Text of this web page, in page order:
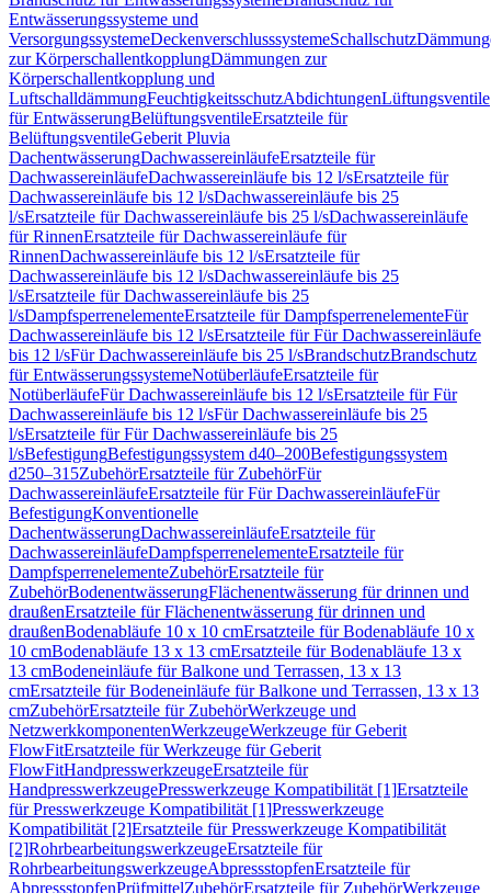
Entwässerungssysteme und
VersorgungssystemeDeckenverschlusssystemeSchallschutz
zur KörperschallentkopplungDämmungen zur
Körperschallentkopplung und
LuftschalldämmungFeuchtigkeitsschutzAbdichtungenLüftungsventile
für EntwässerungBelüftungsventileErsatzteile für
BelüftungsventileGeberit Pluvia
DachentwässerungDachwassereinläufeErsatzteile für
DachwassereinläufeDachwassereinläufe bis 12 l/sErsatzteile für
Dachwassereinläufe bis 12 l/sDachwassereinläufe bis 25
l/sErsatzteile für Dachwassereinläufe bis 25 l/sDachwassereinläufe
für RinnenErsatzteile für Dachwassereinläufe für
RinnenDachwassereinläufe bis 12 l/sErsatzteile für
Dachwassereinläufe bis 12 l/sDachwassereinläufe bis 25
l/sErsatzteile für Dachwassereinläufe bis 25
l/sDampfsperrenelementeErsatzteile für DampfsperrenelementeFür
Dachwassereinläufe bis 12 l/sErsatzteile für Für Dachwassereinläufe
bis 12 l/sFür Dachwassereinläufe bis 25 l/sBrandschutzBrandschutz
für EntwässerungssystemeNotüberläufeErsatzteile für
NotüberläufeFür Dachwassereinläufe bis 12 l/sErsatzteile für Für
Dachwassereinläufe bis 12 l/sFür Dachwassereinläufe bis 25
l/sErsatzteile für Für Dachwassereinläufe bis 25
l/sBefestigungBefestigungssystem d40–200Befestigungssystem
d250–315ZubehörErsatzteile für ZubehörFür
DachwassereinläufeErsatzteile für Für DachwassereinläufeFür
BefestigungKonventionelle
DachentwässerungDachwassereinläufeErsatzteile für
DachwassereinläufeDampfsperrenelementeErsatzteile für
DampfsperrenelementeZubehörErsatzteile für
ZubehörBodenentwässerungFlächenentwässerung für drinnen und
draußenErsatzteile für Flächenentwässerung für drinnen und
draußenBodenabläufe 10 x 10 cmErsatzteile für Bodenabläufe 10 x
10 cmBodenabläufe 13 x 13 cmErsatzteile für Bodenabläufe 13 x
13 cmBodeneinläufe für Balkone und Terrassen, 13 x 13
cmErsatzteile für Bodeneinläufe für Balkone und Terrassen, 13 x 13
cmZubehörErsatzteile für ZubehörWerkzeuge und
NetzwerkkomponentenWerkzeugeWerkzeuge für Geberit
FlowFitErsatzteile für Werkzeuge für Geberit
FlowFitHandpresswerkzeugeErsatzteile für
HandpresswerkzeugePresswerkzeuge Kompatibilität [1]Ersatzteile
für Presswerkzeuge Kompatibilität [1]Presswerkzeuge
Kompatibilität [2]Ersatzteile für Presswerkzeuge Kompatibilität
[2]RohrbearbeitungswerkzeugeErsatzteile für
RohrbearbeitungswerkzeugeAbpressstopfenErsatzteile für
AbpressstopfenPrüfmittelZubehörErsatzteile für ZubehörWerkzeuge